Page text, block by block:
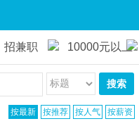
招兼职 10000元以上
搜索
按最新 按推荐 按人气 按薪资